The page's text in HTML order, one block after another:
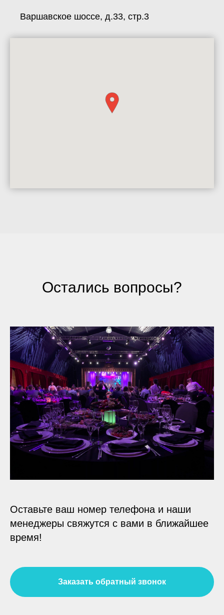
Варшавское шоссе, д.33, стр.3
Остались вопросы?
Оставьте ваш номер телефона и наши
менеджеры свяжутся с вами в ближайшее
время!
Заказать обратный звонок